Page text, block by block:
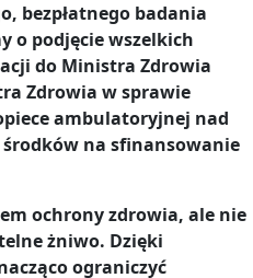
bezpłatnego badania
o podjęcie wszelkich
do Ministra Zdrowia
Zdrowia w sprawie
ambulatoryjnej nad
środków na sfinansowanie
ochrony zdrowia, ale nie
żniwo. Dzięki
ograniczyć